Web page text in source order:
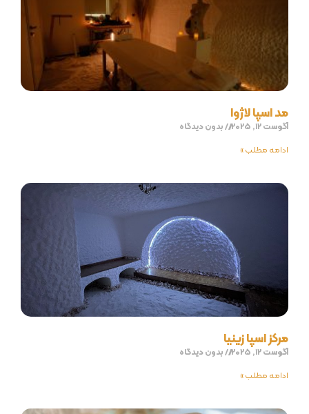
مد اسپا لاژوا
آگوست 12, 2025
بدون دیدگاه
ادامه مطلب »
مرکز اسپا زینیا
آگوست 12, 2025
بدون دیدگاه
ادامه مطلب »